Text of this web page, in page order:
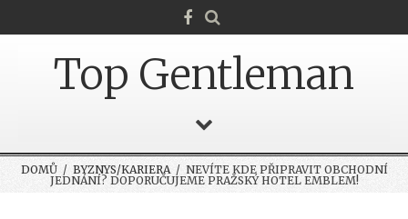
Top Gentleman
DOMŮ/ BYZNYS/KARIERA/ NEVÍTE KDE PŘIPRAVIT OBCHODNÍ
JEDNÁNÍ? DOPORUČUJEME PRAŽSKÝ HOTEL EMBLEM!